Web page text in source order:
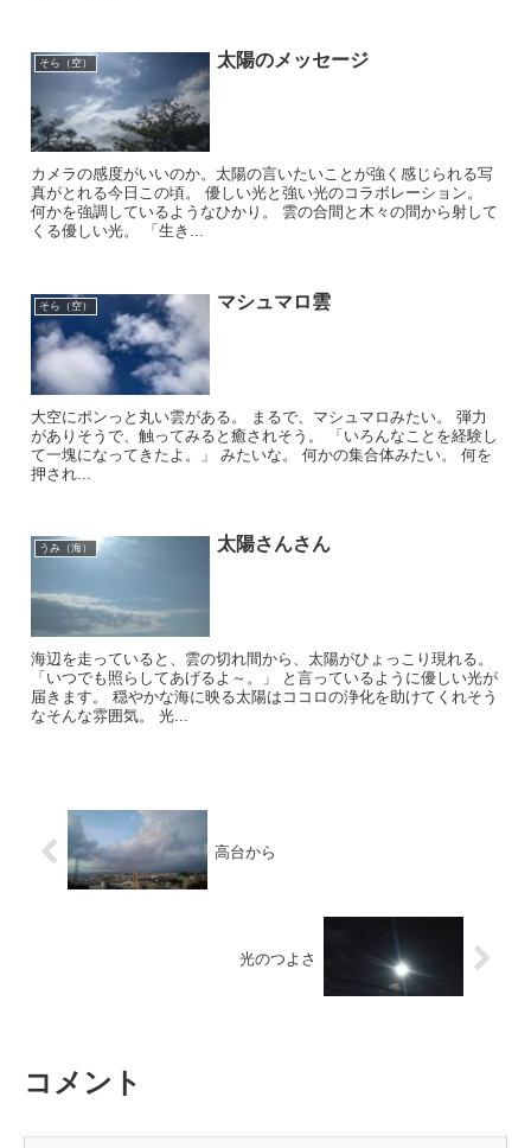
そら（空） 太陽のメッセージ
カメラの感度がいいのか。太陽の言いたいことが強く感じられる写
真がとれる今日この頃。 優しい光と強い光のコラボレーション。
何かを強調しているようなひかり。 雲の合間と木々の間から射して
くる優しい光。 「生き...
そら（空） マシュマロ雲
大空にポンっと丸い雲がある。 まるで、マシュマロみたい。 弾力
がありそうで、触ってみると癒されそう。 「いろんなことを経験し
て一塊になってきたよ。」 みたいな。 何かの集合体みたい。 何を
押され...
うみ（海） 太陽さんさん
海辺を走っていると、雲の切れ間から、太陽がひょっこり現れる。
「いつでも照らしてあげるよ～。」 と言っているように優しい光が
届きます。 穏やかな海に映る太陽はココロの浄化を助けてくれそう
なそんな雰囲気。 光...
高台から
光のつよさ
コメント